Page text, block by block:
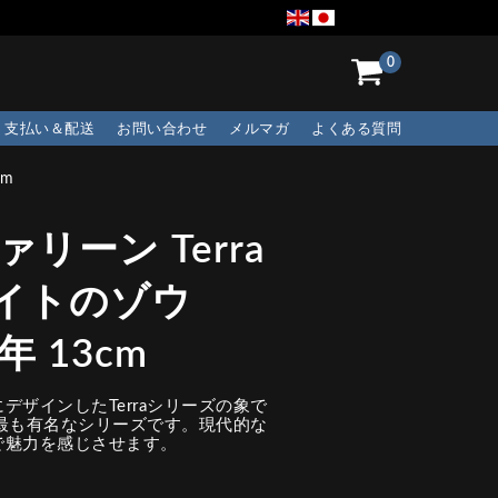
0
よくある質問
メルマガ
お問い合わせ
支払い＆配送
リーン Terra
トのゾウ
13cm
ザインしたTerraシリーズの象で
も有名なシリーズです。現代的な
力を感じさせます。